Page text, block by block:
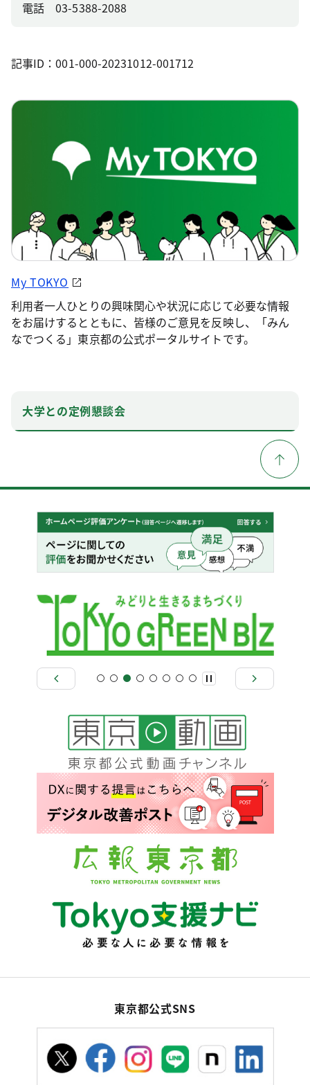
電話 03-5388-2088
記事ID：001-000-20231012-001712
My TOKYO
利用者一人ひとりの興味関心や状況に応じて必要な情報
をお届けするとともに、皆様のご意見を反映し、「みん
なでつくる」東京都の公式ポータルサイトです。
大学との定例懇談会
東京都公式SNS